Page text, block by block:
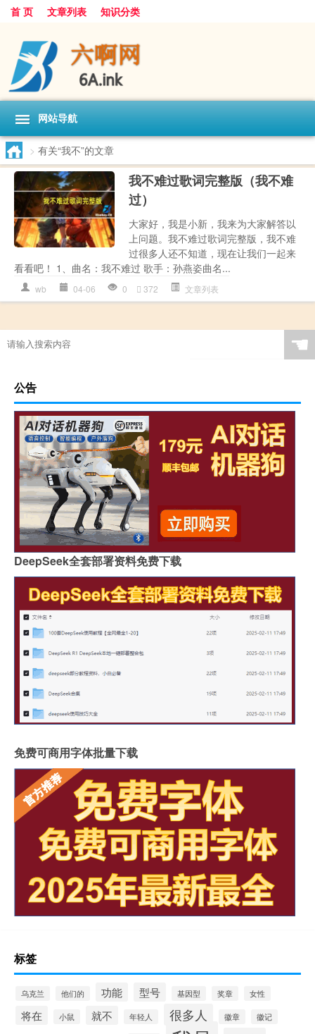
首 页 文章列表 知识分类
网站导航
> 有关“我不”的文章
我不难过歌词完整版（我不难
过）
大家好，我是小新，我来为大家解答以
上问题。我不难过歌词完整版，我不难
过很多人还不知道，现在让我们一起来
看看吧！ 1、曲名：我不难过 歌手：孙燕姿曲名...
wb 04-06 0 372 文章列表
☚
公告
DeepSeek全套部署资料免费下载
免费可商用字体批量下载
标签
乌克兰 他们的 功能 型号 基因型 奖章 女性
将在 小鼠 就不 年轻人 很多人 徽章 徽记